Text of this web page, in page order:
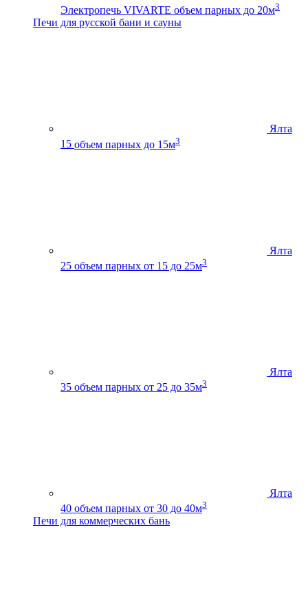
Электропечь VIVARTE объем парных до 20м3
Печи для русской бани и сауны
Ялта
15 объем парных до 15м3
Ялта
25 объем парных от 15 до 25м3
Ялта
35 объем парных от 25 до 35м3
Ялта
40 объем парных от 30 до 40м3
Печи для коммерческих бань